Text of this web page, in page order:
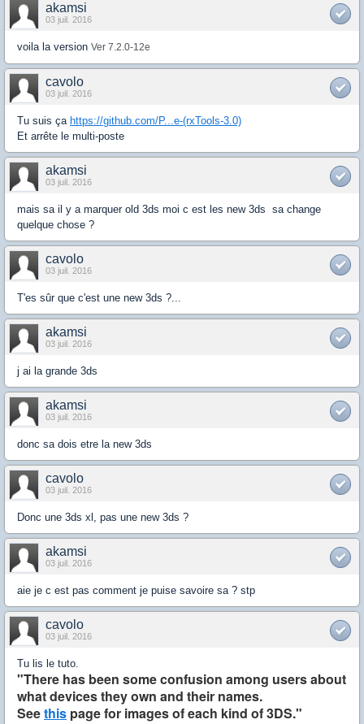
akamsi
03 juil. 2016
voila la version Ver 7.2.0-12e
cavolo
03 juil. 2016
Tu suis ça https://github.com/P...e-(rxTools-3.0)
Et arrête le multi-poste
akamsi
03 juil. 2016
mais sa il y a marquer old 3ds moi c est les new 3ds sa change
quelque chose ?
cavolo
03 juil. 2016
T'es sûr que c'est une new 3ds ?...
akamsi
03 juil. 2016
j ai la grande 3ds
akamsi
03 juil. 2016
donc sa dois etre la new 3ds
cavolo
03 juil. 2016
Donc une 3ds xl, pas une new 3ds ?
akamsi
03 juil. 2016
aie je c est pas comment je puise savoire sa ? stp
cavolo
03 juil. 2016
Tu lis le tuto.
"There has been some confusion among users about
what devices they own and their names.
Seethis page for images of each kind of 3DS."